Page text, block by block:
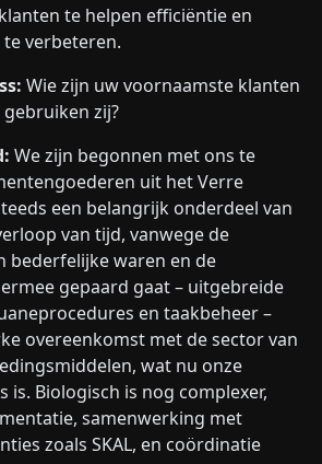
te helpen efficiëntie en
verbeteren.
Wie zijn uw voornaamste klanten
zij?
We zijn begonnen met ons te
uit het Verre
een belangrijk onderdeel van
van tijd, vanwege de
bederfelijke waren en de
gepaard gaat – uitgebreide
en taakbeheer –
overeenkomst met de sector van
wat nu onze
is. Biologisch is nog complexer,
samenwerking met
zoals SKAL, en coördinatie